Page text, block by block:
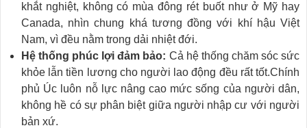
khắt nghiệt, không có mùa đông rét buốt như ở Mỹ hay
Canada, nhìn chung khá tương đồng với khí hậu Việt
Nam, vì đều nằm trong dải nhiệt đới.
Hệ thống phúc lợi đảm bảo: Cả hệ thống chăm sóc sức
khỏe lẫn tiền lương cho người lao động đều rất tốt.Chính
phủ Úc luôn nỗ lực nâng cao mức sống của người dân,
không hề có sự phân biệt giữa người nhập cư với người
bản xứ.